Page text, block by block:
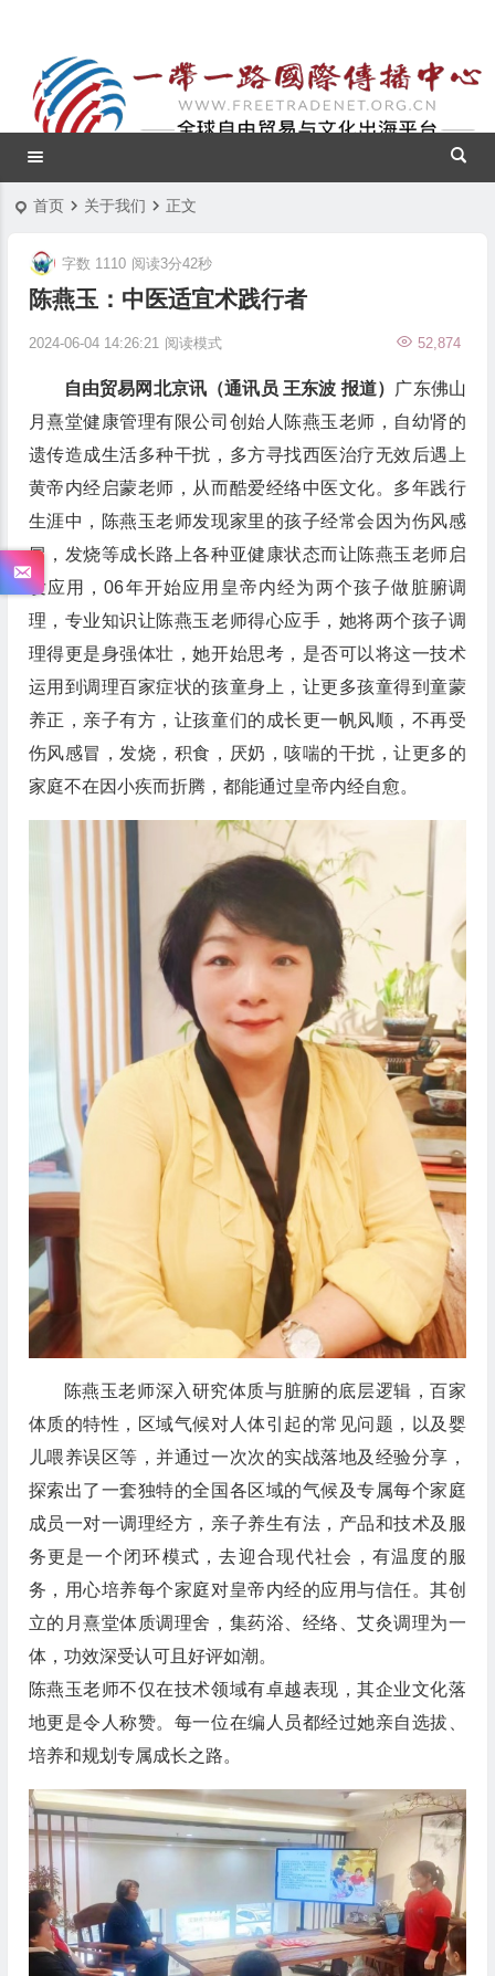
首页 关于我们 正文
陈燕玉：中医适宜术践行者
2024-06-04 14:26:21 52,874
字数 1110 阅读3分42秒
阅读模式
自由贸易网北京讯（通讯员 王东波 报道） 广东佛山
月熹堂健康管理有限公司创始人陈燕玉老师，自幼肾的
遗传造成生活多种干扰，多方寻找西医治疗无效后遇上
黄帝内经启蒙老师，从而酷爱经络中医文化。多年践行
生涯中，陈燕玉老师发现家里的孩子经常会因为伤风感
冒，发烧等成长路上各种亚健康状态而让陈燕玉老师启
发应用，06年开始应用皇帝内经为两个孩子做脏腑调
理，专业知识让陈燕玉老师得心应手，她将两个孩子调
理得更是身强体壮，她开始思考，是否可以将这一技术
运用到调理百家症状的孩童身上，让更多孩童得到童蒙
养正，亲子有方，让孩童们的成长更一帆风顺，不再受
伤风感冒，发烧，积食，厌奶，咳喘的干扰，让更多的
家庭不在因小疾而折腾，都能通过皇帝内经自愈。
陈燕玉老师深入研究体质与脏腑的底层逻辑，百家
体质的特性，区域气候对人体引起的常见问题，以及婴
儿喂养误区等，并通过一次次的实战落地及经验分享，
探索出了一套独特的全国各区域的气候及专属每个家庭
成员一对一调理经方，亲子养生有法，产品和技术及服
务更是一个闭环模式，去迎合现代社会，有温度的服
务，用心培养每个家庭对皇帝内经的应用与信任。其创
立的月熹堂体质调理舍，集药浴、经络、艾灸调理为一
体，功效深受认可且好评如潮。
陈燕玉老师不仅在技术领域有卓越表现，其企业文化落
地更是令人称赞。每一位在编人员都经过她亲自选拔、
培养和规划专属成长之路。